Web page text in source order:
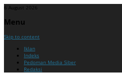
6 August 2026
Menu
Skip to content
Iklan
Indeks
Pedoman Media Siber
Redaksi